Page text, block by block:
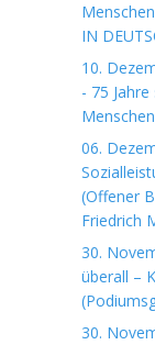
IN
10.
- 75
06.
(Offener
Friedrich
30.
überall –
30.